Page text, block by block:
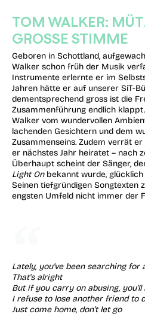
TOM WALKER:
GROSSE STIMME
Geboren in Schottland,
Walker schon früh der Musik
Instrumente erlernte er im
Jahren hätte er auf unserer SiT-
dementsprechend gross ist die
Zusammenführung endlich
Walker vom wundervollen
lachenden Gesichtern und dem
Zusammenseins. Zudem verrät
er nächstes Jahr heiratet – nach
Überhaupt scheint der Sänger,
Light On bekannt wurde,
Seinen tiefgründigen Songtexten
engsten Umfeld nicht immer der
Lately, you've been searching for
That's alright
But if you carry on abusing,
I refuse to lose another friend to
Just come home, don't let go